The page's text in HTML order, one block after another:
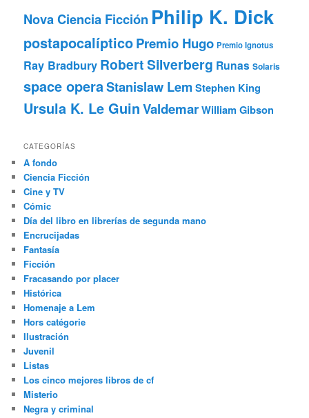
Nova Ciencia Ficción Philip K. Dick
postapocalípticoPremio Hugo Premio Ignotus
Ray Bradbury Robert Silverberg Runas Solaris
space operaStanislaw Lem Stephen King
Ursula K. Le GuinValdemarWilliam Gibson
CATEGORÍAS
A fondo
Ciencia Ficción
Cine y TV
Cómic
Día del libro en librerías de segunda mano
Encrucijadas
Fantasía
Ficción
Fracasando por placer
Histórica
Homenaje a Lem
Hors catégorie
Ilustración
Juvenil
Listas
Los cinco mejores libros de cf
Misterio
Negra y criminal